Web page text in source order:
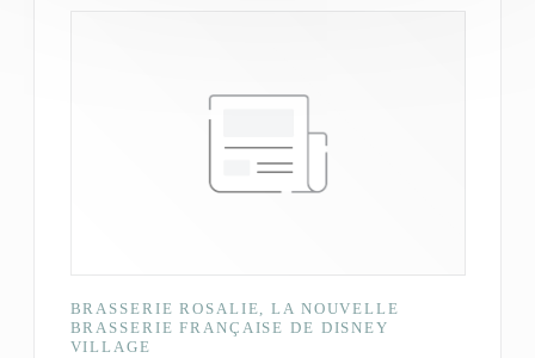
BRASSERIE ROSALIE, LA NOUVELLE
BRASSERIE FRANÇAISE DE DISNEY
VILLAGE